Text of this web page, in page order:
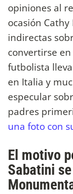
opiniones al
ocasión
indirectas
convertirse
futbolista
en Italia y
especular
padres
una foto con
El motivo
Sabatini